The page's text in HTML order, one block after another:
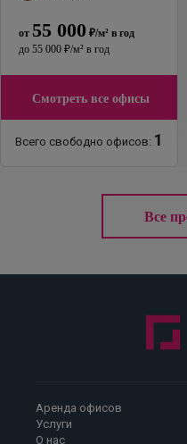
от 55 000 ₽/м² в год
до 55 000 ₽/м² в год
Смотреть все офисы
Всего свободно офисов: 1
Все
Аренда офисов
Услуги
О нас